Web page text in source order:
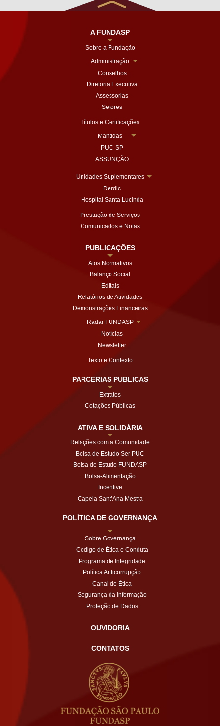
A FUNDASP
Sobre a Fundação
Administração
Conselhos
Diretoria Executiva
Assessorias
Setores
Títulos e Certificações
Mantidas
PUC-SP
ASSUNÇÃO
Unidades Suplementares
Derdic
Hospital Santa Lucinda
Prestação de Serviços
Comunicados e Notas
PUBLICAÇÕES
Atos Normativos
Balanço Social
Editais
Relatórios de Atividades
Demonstrações Financeiras
Radar FUNDASP
Notícias
Newsletter
Texto e Contexto
PARCERIAS PÚBLICAS
Extratos
Cotações Públicas
ATIVA E SOLIDÁRIA
Relações com a Comunidade
Bolsa de Estudo Ser PUC
Bolsa de Estudo FUNDASP
Bolsa-Alimentação
Incentive
Capela Sant’Ana Mestra
POLÍTICA DE GOVERNANÇA
Sobre Governança
Código de Ética e Conduta
Programa de Integridade
Política Anticorrupção
Canal de Ética
Segurança da Informação
Proteção de Dados
OUVIDORIA
CONTATOS